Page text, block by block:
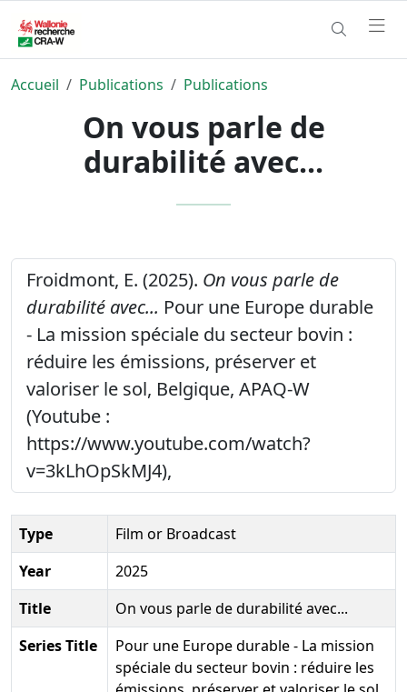
Accueil Publications Publications
On vous parle de
durabilité avec...
Froidmont, E. (2025). On vous parle de
durabilité avec... Pour une Europe durable
- La mission spéciale du secteur bovin :
réduire les émissions, préserver et
valoriser le sol, Belgique, APAQ-W
(Youtube :
https://www.youtube.com/watch?
v=3kLhOpSkMJ4),
Type
Film or Broadcast
Year
2025
Title
On vous parle de durabilité avec...
Series Title
Pour une Europe durable - La mission
spéciale du secteur bovin : réduire les